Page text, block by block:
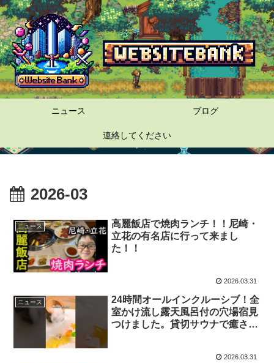
ニュース ブログ
連絡してください
2026-03
ニュース
高麗飯店で焼肉ランチ！！尼崎・
立花の有名店に行って来まし
た！！
2026.03.31
ニュース
24時間オールインクルーシブ！全
室かけ流し露天風呂付の穴場宿見
つけました。貸切サウナで癒され
2026.03.31